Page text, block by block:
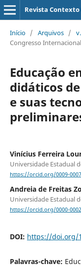
Revista Contexto
Início / Arquivos /
Congresso
Educação
didáticos
e suas
Vinícius Ferreira
Universidade Estadual
https://orcid.org/0009-
Andreia de Freitas
Universidade Estadual
https://orcid.org/0000-
DOI: https://doi.org/
Palavras-chave: